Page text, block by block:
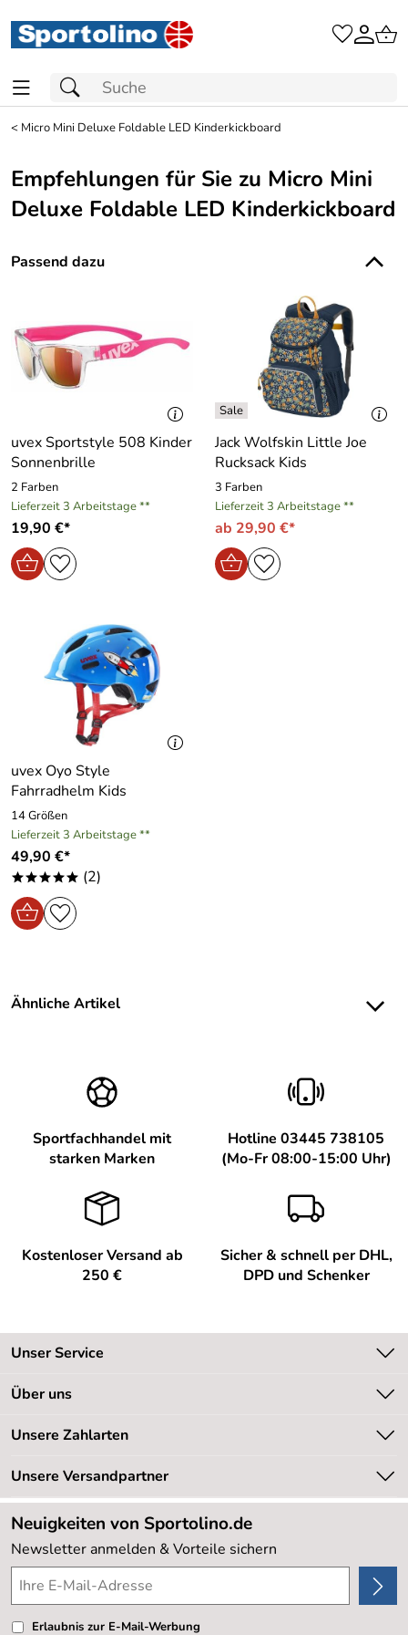
< Micro Mini Deluxe Foldable LED Kinderkickboard
Empfehlungen für Sie zu Micro Mini
Deluxe Foldable LED Kinderkickboard
Passend dazu
uvex Sportstyle 508 Kinder
Sonnenbrille
2 Farben
Lieferzeit 3 Arbeitstage **
19,90 €*
Jack Wolfskin Little Joe
Rucksack Kids
3 Farben
Lieferzeit 3 Arbeitstage **
ab 29,90 €*
uvex Oyo Style
Fahrradhelm Kids
14 Größen
Lieferzeit 3 Arbeitstage **
49,90 €*
***** (2)
Ähnliche Artikel
Sportfachhandel mit
starken Marken
Hotline 03445 738105
(Mo-Fr 08:00-15:00 Uhr)
Kostenloser Versand ab
250 €
Sicher & schnell per DHL,
DPD und Schenker
Unser Service
Kontakt
Newsletter
Retourenabwicklung
Lieferbedingungen
Kundenlogin
Über uns
Unsere Bestseller
Neu
Sale %
Kundenbewertungen (20.178)
4,8/5*****
Unsere Zahlarten
Unsere Versandpartner
Neuigkeiten von Sportolino.de
Newsletter anmelden & Vorteile sichern
Erlaubnis zur E-Mail-Werbung